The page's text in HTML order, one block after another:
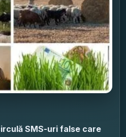
SMS-uri false care